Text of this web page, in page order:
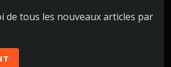
de tous les nouveaux articles par